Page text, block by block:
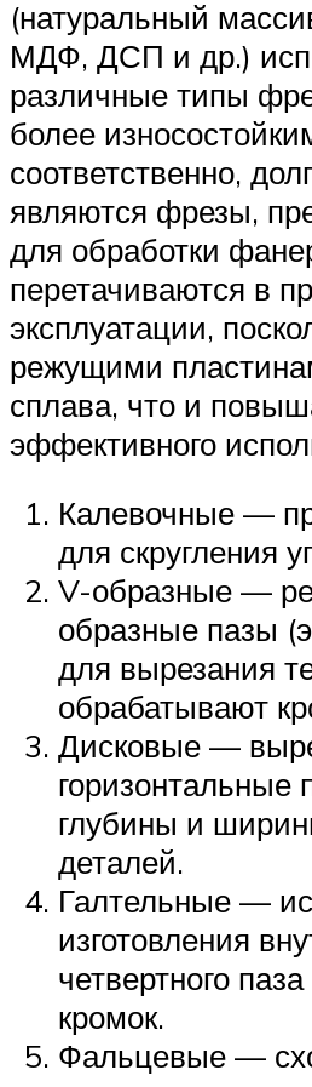
(натуральный
МДФ, ДСП и др.)
различные типы
более
соответственно,
являются фрезы,
для обработки
перетачиваются в
эксплуатации,
режущими
сплава, что и
эффективного
Калевочные —
для скругления
V-образные —
образные пазы
для вырезания
обрабатывают
Дисковые —
горизонтальные
глубины и
деталей.
Галтельные —
изготовления
четвертного
кромок.
Фальцевые —